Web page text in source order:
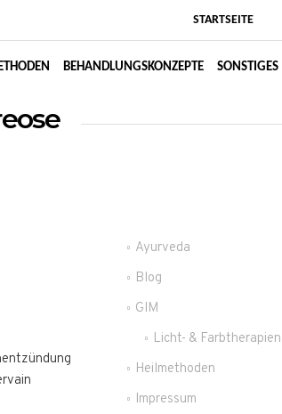
STARTSEITE
BEHANDLUNGSKONZEPTE SONSTIGES
Ayurveda
Blog
GIM
Licht- & Farbtherapien
Heilmethoden
Impressum